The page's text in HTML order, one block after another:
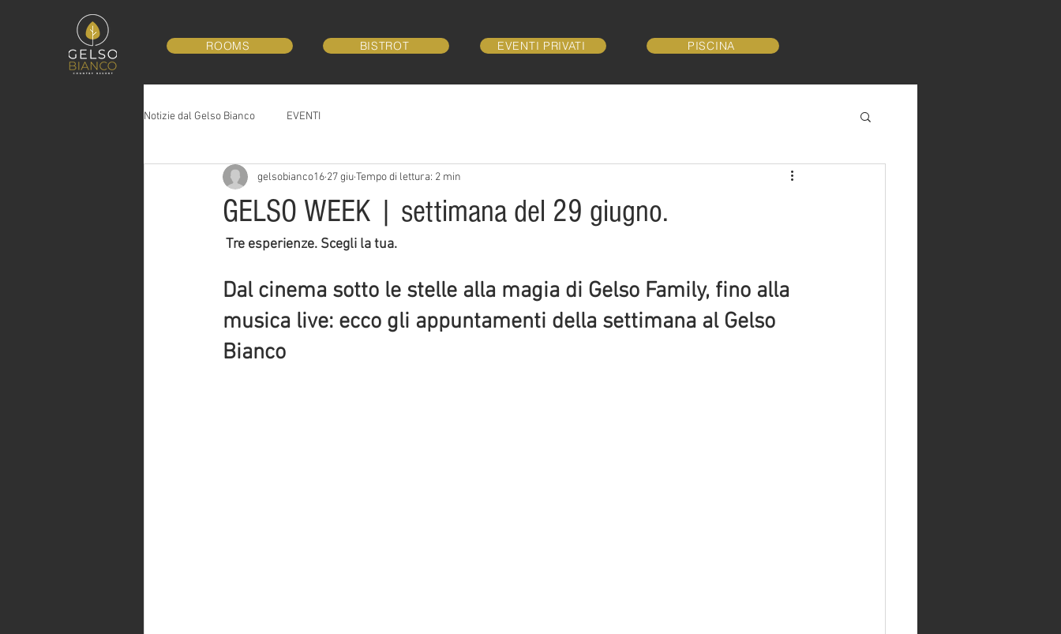
ROOMS BISTROT EVENTI PRIVATI PISCINA
Notizie dal Gelso Bianco EVENTI
GELSO WEEK | settimana del 29 giugno.
gelsobianco16 27 giuTempo di lettura: 2 min
Tre esperienze. Scegli la tua.
Dal cinema sotto le stelle alla magia di Gelso Family, fino alla
musica live: ecco gli appuntamenti della settimana al Gelso
Bianco